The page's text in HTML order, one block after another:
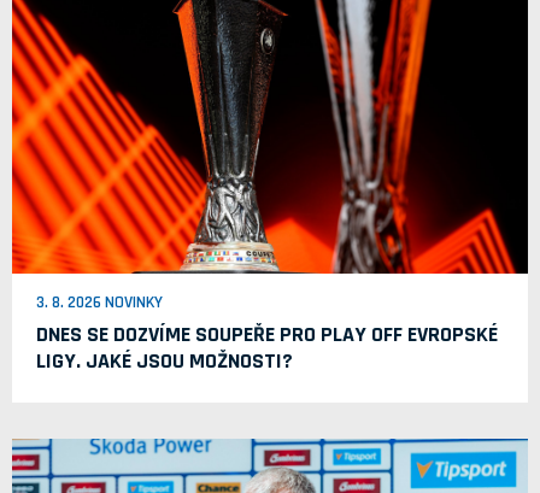
3. 8. 2026 NOVINKY
DNES SE DOZVÍME SOUPEŘE PRO PLAY OFF EVROPSKÉ
LIGY. JAKÉ JSOU MOŽNOSTI?